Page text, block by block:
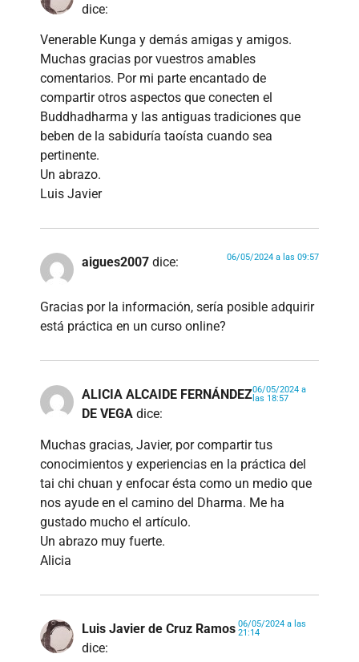
dice:
Venerable Kunga y demás amigas y amigos.
Muchas gracias por vuestros amables
comentarios. Por mi parte encantado de
compartir otros aspectos que conecten el
Buddhadharma y las antiguas tradiciones que
beben de la sabiduría taoísta cuando sea
pertinente.
Un abrazo.
Luis Javier
aigues2007 dice: 06/05/2024 a las 09:57
Gracias por la información, sería posible adquirir
está práctica en un curso online?
ALICIA ALCAIDE FERNÁNDEZ
DE VEGA dice:
06/05/2024 a
las 18:57
Muchas gracias, Javier, por compartir tus
conocimientos y experiencias en la práctica del
tai chi chuan y enfocar ésta como un medio que
nos ayude en el camino del Dharma. Me ha
gustado mucho el artículo.
Un abrazo muy fuerte.
Alicia
Luis Javier de Cruz Ramos
dice:
06/05/2024 a las
21:14